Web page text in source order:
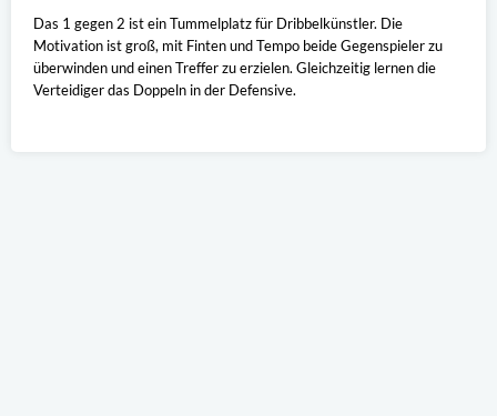
Das 1 gegen 2 ist ein Tummelplatz für Dribbelkünstler. Die
Motivation ist groß, mit Finten und Tempo beide Gegenspieler zu
überwinden und einen Treffer zu erzielen. Gleichzeitig lernen die
Verteidiger das Doppeln in der Defensive.